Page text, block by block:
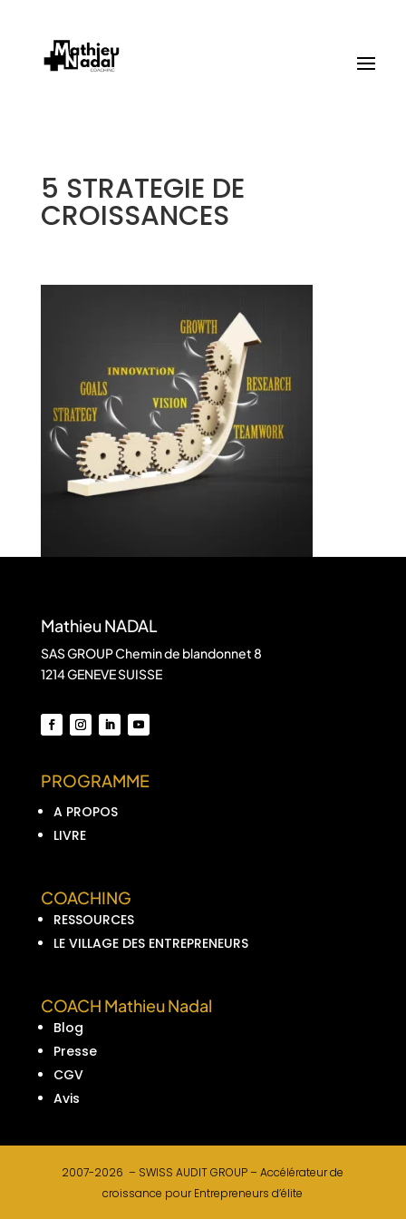
5 STRATEGIE DE
CROISSANCES
Mathieu NADAL
SAS GROUP Chemin de blandonnet 8
1214 GENEVE SUISSE
PROGRAMME
A PROPOS
LIVRE
COACHING
RESSOURCES
LE VILLAGE DES ENTREPRENEURS
COACH Mathieu Nadal
Blog
Presse
CGV
Avis
2007-2026 – SWISS AUDIT GROUP –Accélérateur de
croissance pour Entrepreneurs d’élite